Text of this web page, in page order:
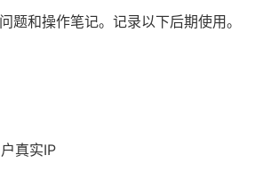
和操作笔记。记录以下后期使用。
真实IP